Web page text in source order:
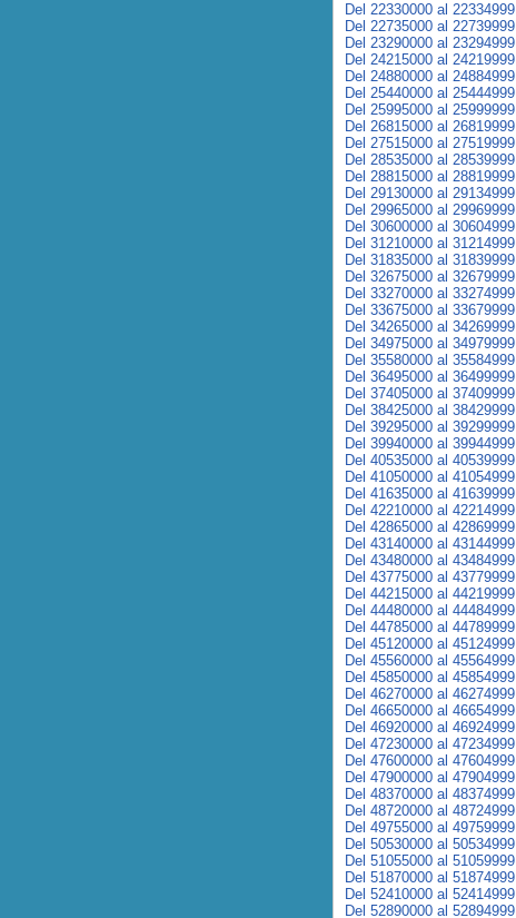
Del 22330000 al 22334999
Del 22735000 al 22739999
Del 23290000 al 23294999
Del 24215000 al 24219999
Del 24880000 al 24884999
Del 25440000 al 25444999
Del 25995000 al 25999999
Del 26815000 al 26819999
Del 27515000 al 27519999
Del 28535000 al 28539999
Del 28815000 al 28819999
Del 29130000 al 29134999
Del 29965000 al 29969999
Del 30600000 al 30604999
Del 31210000 al 31214999
Del 31835000 al 31839999
Del 32675000 al 32679999
Del 33270000 al 33274999
Del 33675000 al 33679999
Del 34265000 al 34269999
Del 34975000 al 34979999
Del 35580000 al 35584999
Del 36495000 al 36499999
Del 37405000 al 37409999
Del 38425000 al 38429999
Del 39295000 al 39299999
Del 39940000 al 39944999
Del 40535000 al 40539999
Del 41050000 al 41054999
Del 41635000 al 41639999
Del 42210000 al 42214999
Del 42865000 al 42869999
Del 43140000 al 43144999
Del 43480000 al 43484999
Del 43775000 al 43779999
Del 44215000 al 44219999
Del 44480000 al 44484999
Del 44785000 al 44789999
Del 45120000 al 45124999
Del 45560000 al 45564999
Del 45850000 al 45854999
Del 46270000 al 46274999
Del 46650000 al 46654999
Del 46920000 al 46924999
Del 47230000 al 47234999
Del 47600000 al 47604999
Del 47900000 al 47904999
Del 48370000 al 48374999
Del 48720000 al 48724999
Del 49755000 al 49759999
Del 50530000 al 50534999
Del 51055000 al 51059999
Del 51870000 al 51874999
Del 52410000 al 52414999
Del 52890000 al 52894999